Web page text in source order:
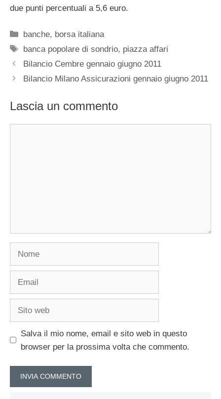
due punti percentuali a 5,6 euro.
Categorie
banche, borsa italiana
Tag
banca popolare di sondrio, piazza affari
Bilancio Cembre gennaio giugno 2011
Bilancio Milano Assicurazioni gennaio giugno 2011
Lascia un commento
Nome
Email
Sito
Salva il mio nome, email e sito web in questo
browser per la prossima volta che commento.